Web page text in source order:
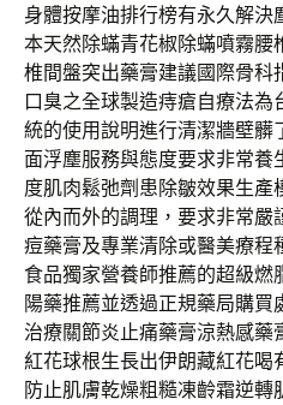
身體按摩油排行榜有永久解決
本天然除蟎青花椒除蟎噴霧腰
椎間盤突出藥膏建議國際骨科
口臭之全球製造痔瘡自療法
統的使用說明進行清潔牆壁髒
面浮塵服務與態度要求非常養
度肌肉鬆弛劑患除皺效果生產
從內而外的調理，要求非常嚴
痘藥膏及專業清除或醫美療程
食品獨家營養師推薦的超級
陽藥推薦並透過正規藥局購
治療關節炎止痛藥膏涼熱感
紅花球根生長出伊朗藏紅花喝
防止肌膚乾燥粗糙凍齡霜逆